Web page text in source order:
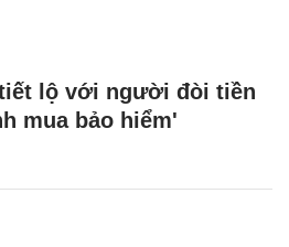
lộ với người đòi tiền
mua bảo hiểm'